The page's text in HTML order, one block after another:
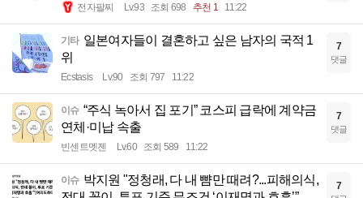
전자팔찌 Lv.93 조회 698 추천 1 11:22
기타 일본여자들이 결혼하고 싶은 남자의 국적 1
위
Ecstasis Lv.90 조회 797 11:22
7
댓글
이슈 “주식 녹아서 집 포기” 코스피 급락에 계약금
연체·미납 속출
빈센트멧젠 Lv.60 조회 589 11:22
7
댓글
이슈 박지원 "정청래, 다 내 뺨만 때려?...피해의식,
7